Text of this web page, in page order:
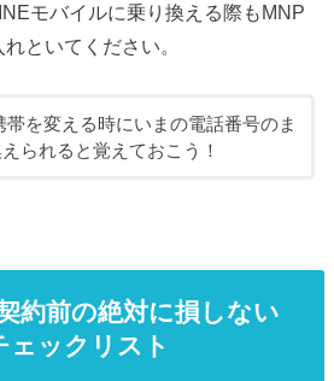
モバイルに乗り換える際もMNP
といてください。
帯を変える時にいまの電話番号のま
られると覚えておこう！
約前の絶対に損しない
ェックリスト